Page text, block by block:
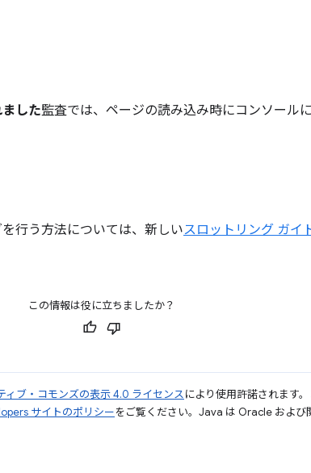
した監査では、ページの読み込み時にコンソール
行う方法については、新しいスロットリング ガイ
この情報は役に立ちましたか？
ィブ・コモンズの表示 4.0 ライセンスにより使用許諾されます
サイトのポリシーをご覧ください。Java は Oracle および